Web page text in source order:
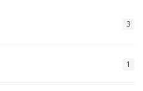
3
1